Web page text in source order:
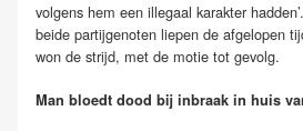
volgens hem een illegaal karakter
beide partijgenoten liepen de afgelopen
won de strijd, met de motie tot gevolg.
Man bloedt dood bij inbraak in huis